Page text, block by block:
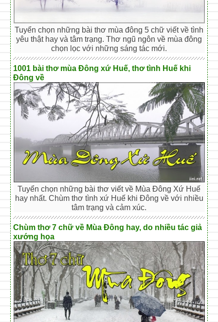
Tuyển chọn những bài thơ mùa đông 5 chữ viết về tình
yêu thật hay và tâm trạng. Thơ ngũ ngôn về mùa đông
chọn lọc với những sáng tác mới.
1001 bài thơ mùa Đông xứ Huế, thơ tình Huế khi
Đông về
Tuyển chọn những bài thơ viết về Mùa Đông Xứ Huế
hay nhất. Chùm thơ tình xứ Huế khi Đông về với nhiều
tâm trạng và cảm xúc.
Chùm thơ 7 chữ về Mùa Đông hay, do nhiều tác giả
xướng họa